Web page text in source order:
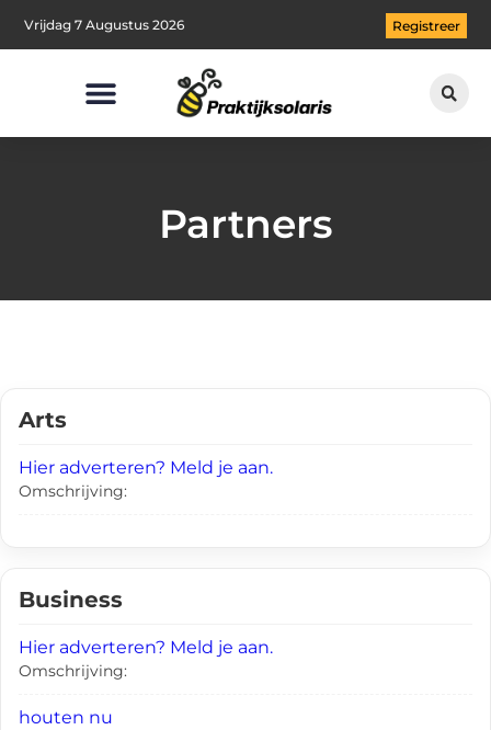
Vrijdag 7 Augustus 2026 Registreer
Partners
Arts
Hier adverteren? Meld je aan.
Omschrijving:
Business
Hier adverteren? Meld je aan.
Omschrijving:
houten nu